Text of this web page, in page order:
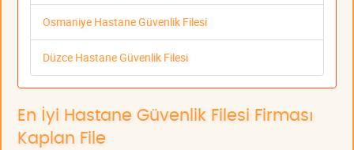
Osmaniye Hastane Güvenlik Filesi
Düzce Hastane Güvenlik Filesi
En İyi Hastane Güvenlik Filesi Firması
Kaplan File